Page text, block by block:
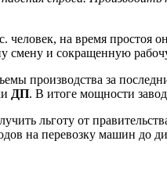
человек, на время простоя
смену и сокращенную
производства за
ДП. В итоге мощности
льготу от
на перевозку машин до